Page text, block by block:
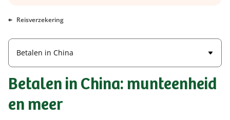
Reisverzekering
Betalen in China
Betalen in China: munteenheid
en meer